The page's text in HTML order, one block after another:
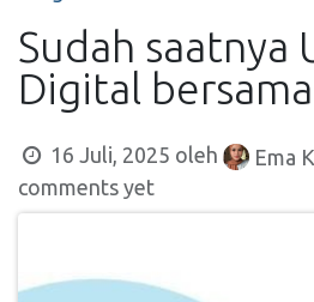
Sudah saatnya
Digital
16 Juli, 2025 oleh Ema
comments yet